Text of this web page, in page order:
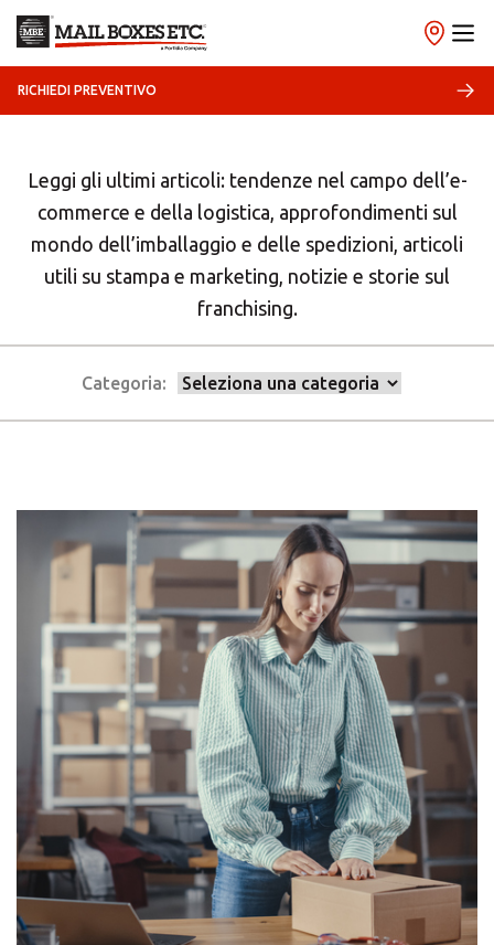
RICHIEDI PREVENTIVOGli ultimi articoli
Leggi gli ultimi articoli: tendenze nel campo dell’e-
commerce e della logistica, approfondimenti sul
mondo dell’imballaggio e delle spedizioni, articoli
utili su stampa e marketing, notizie e storie sul
franchising.
Categoria: